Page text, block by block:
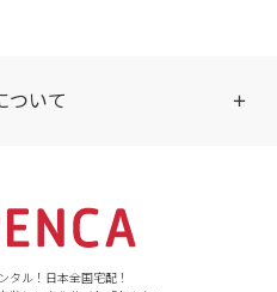
ついて
タル！日本全国宅配！